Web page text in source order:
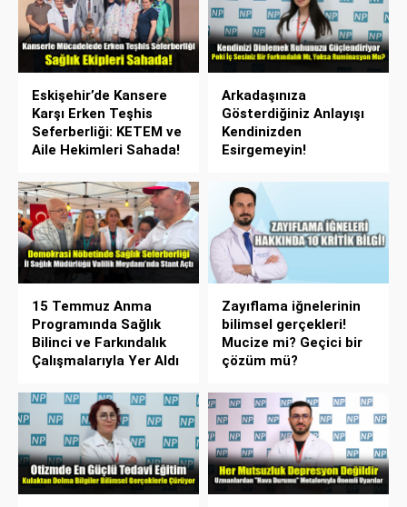
Eskişehir’de Kansere
Karşı Erken Teşhis
Seferberliği: KETEM ve
Aile Hekimleri Sahada!
Arkadaşınıza
Gösterdiğiniz Anlayışı
Kendinizden
Esirgemeyin!
15 Temmuz Anma
Programında Sağlık
Bilinci ve Farkındalık
Çalışmalarıyla Yer Aldı
Zayıflama iğnelerinin
bilimsel gerçekleri!
Mucize mi? Geçici bir
çözüm mü?